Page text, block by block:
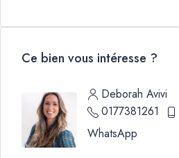
Ce bien vous intéresse ?
Deborah Avivi
0177381261
WhatsApp